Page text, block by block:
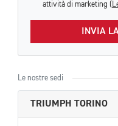
attività di marketing (
INVIA
Le nostre sedi
TRIUMPH TORINO